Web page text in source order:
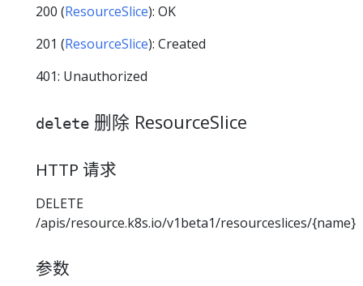
200 (ResourceSlice): OK
201 (ResourceSlice): Created
401: Unauthorized
delete 删除 ResourceSlice
HTTP 请求
DELETE
/apis/resource.k8s.io/v1beta1/resourceslices/{name}
参数